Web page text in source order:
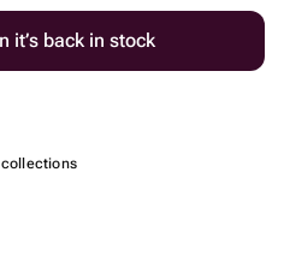
it’s back in stock